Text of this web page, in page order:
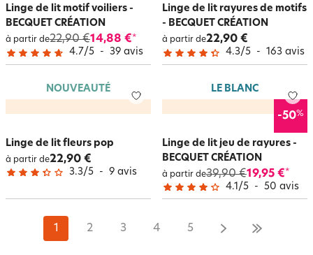
Linge de lit motif voiliers -
BECQUET CRÉATION
à partir de22,90 €14,88 €*
4.7/5 - 39 avis
Linge de lit rayures de motifs
- BECQUET CRÉATION
à partir de22,90 €
4.3/5 - 163 avis
NOUVEAUTÉ
Linge de lit fleurs pop
à partir de22,90 €
3.3/5 - 9 avis
LE BLANC
-50%
Linge de lit jeu de rayures -
BECQUET CRÉATION
à partir de39,90 €19,95 €*
4.1 /5 - 50 avis
1 2 3 4 5